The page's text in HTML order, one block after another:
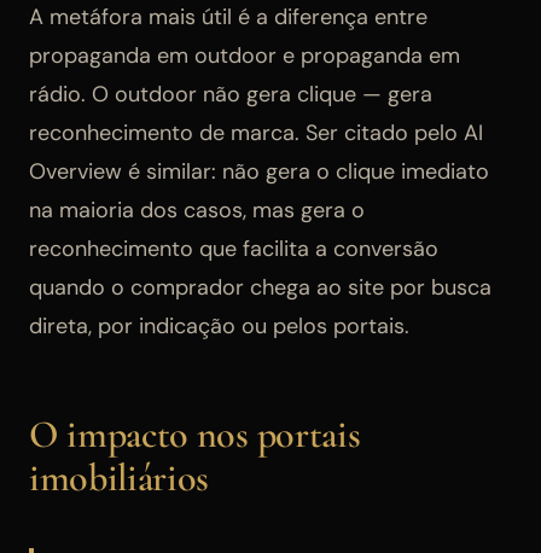
A metáfora mais útil é a diferença entre
propaganda em outdoor e propaganda em
rádio. O outdoor não gera clique — gera
reconhecimento de marca. Ser citado pelo AI
Overview é similar: não gera o clique imediato
na maioria dos casos, mas gera o
reconhecimento que facilita a conversão
quando o comprador chega ao site por busca
direta, por indicação ou pelos portais.
O impacto nos portais
imobiliários